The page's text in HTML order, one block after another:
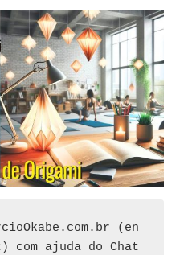
(en
com ajuda do Chat